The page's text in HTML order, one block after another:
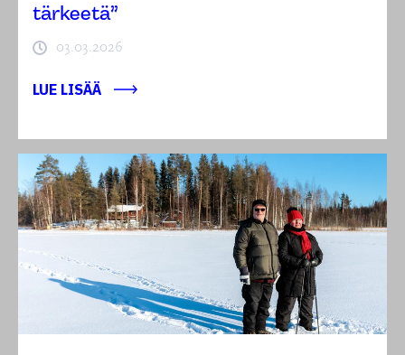
tärkeetä”
03.03.2026
LUE LISÄÄ